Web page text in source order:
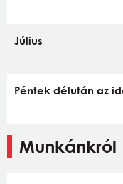
Július
Péntek délután az
Munkánkról